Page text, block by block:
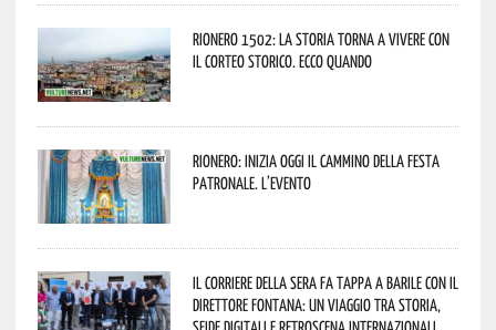
Rionero 1502: la storia torna a vivere con
il Corteo Storico. Ecco quando
Rionero: inizia oggi il cammino della Festa
Patronale. L’evento
Il Corriere della Sera fa tappa a Barile con il
Direttore Fontana: un viaggio tra storia,